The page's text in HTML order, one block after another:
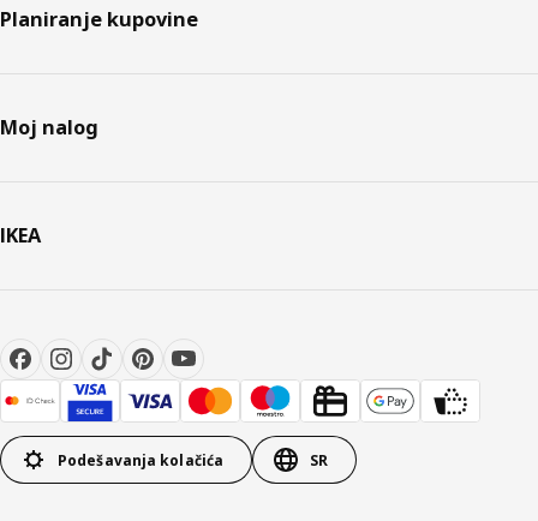
Planiranje kupovine
Moj nalog
IKEA
Podešavanja kolačića SR